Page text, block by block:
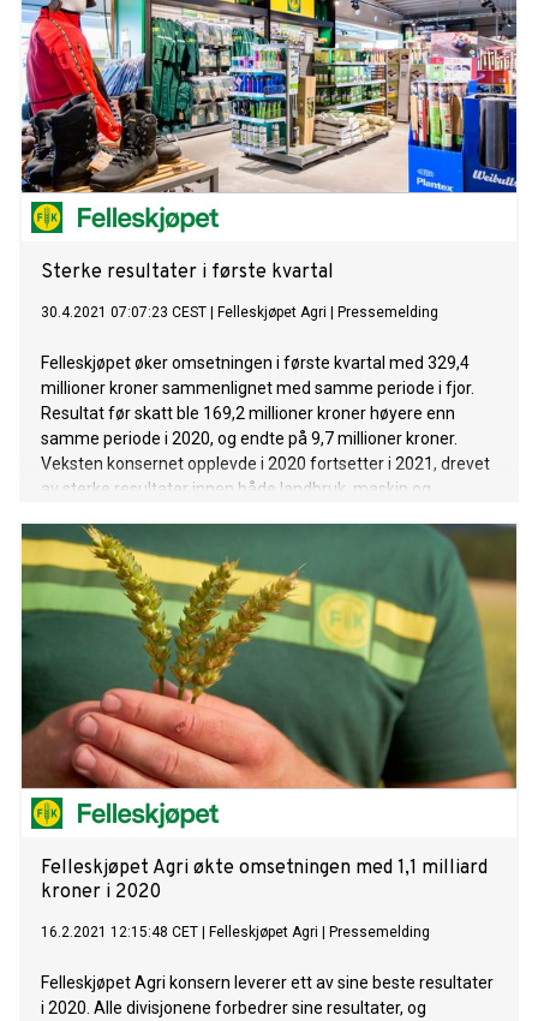
Sterke resultater i første kvartal
30.4.2021 07:07:23 CEST Felleskjøpet Agri Pressemelding
Felleskjøpet øker omsetningen i første kvartal med 329,4
millioner kroner sammenlignet med samme periode i fjor.
Resultat før skatt ble 169,2 millioner kroner høyere enn
samme periode i 2020, og endte på 9,7 millioner kroner.
Veksten konsernet opplevde i 2020 fortsetter i 2021, drevet
av sterke resultater innen både landbruk, maskin og
Felleskjøpet Agri økte omsetningen med 1,1 milliard
kroner i 2020
16.2.2021 12:15:48 CET Felleskjøpet Agri Pressemelding
Felleskjøpet Agri konsern leverer ett av sine beste resultater
i 2020. Alle divisjonene forbedrer sine resultater, og